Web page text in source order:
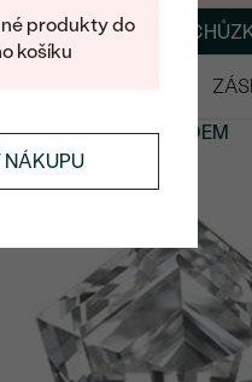
DOMLUVIT SI
DOSTUPNÉ SKLADEM
produkty do
košíku
NÁKUPU